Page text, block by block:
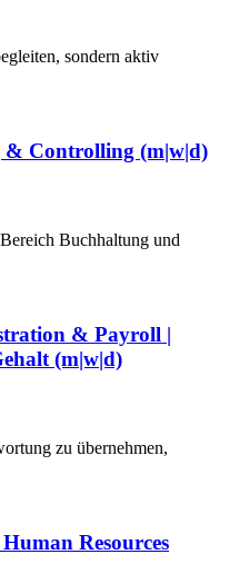
sondern aktiv
Controlling (m|w|d)
Buchhaltung und
& Payroll |
(m|w|d)
zu übernehmen,
Resources